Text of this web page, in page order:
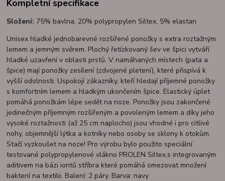
Kompletní specifikace
Složení: 75% bavlna, 20% polypropylen Siltex, 5% elastan
Unisex hladké jednobarevné rozšířené ponožky s extra roztažným
lemem a jemným svěrem. Plochý řetízkovaný šev ve špici vytváří
hladké uzavření v oblasti prstů. V namáhaných místech (pata a
špice) mají ponožky zesílení (zdvojené pletení), které přispívá k
vyšší odolnosti. Uspokojí zákazníky, kteří hledají příjemné ponožky
s komfortním lemem a hladkým ukončením špice. Elastický úplet
pomáhá ponožkám lépe sedět na noze. Ponožky jsou zakončené
jedinečným příjemným rozšířeným a povoleným lemem a díky jeho
vysoké roztažnosti (až 25 cm naplocho) jsou vhodné i pro citlivé
nohy, objemnější lýtka a kotníky nebo osoby se sklony k otokům.
Stačí vyzkoušet na noze! Pro výrobu bylo použito speciální
testované polypropylenové vlákno PROLEN Siltex,s integrovaným
aditivem na bázi iontů stříbra které pomáhá omezovat množení
bakterií na textilii. Balení: 2 páry. Barva: navy.